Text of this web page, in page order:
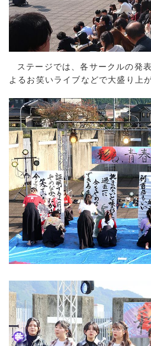
ステージでは、各サークルの発
よるお笑いライブなどで大盛り上